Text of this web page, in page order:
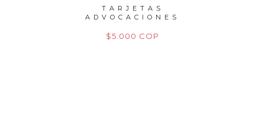
TARJETAS
ADVOCACIONES
$5.000 COP